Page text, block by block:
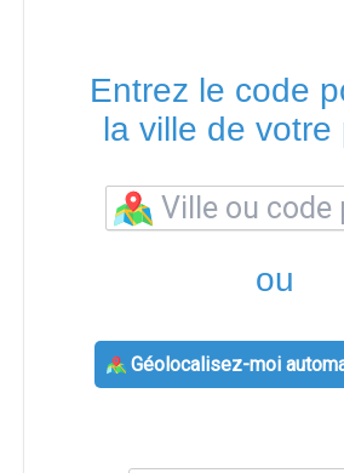
Entrez le code
la ville de votre
ou
Géolocalisez-moi